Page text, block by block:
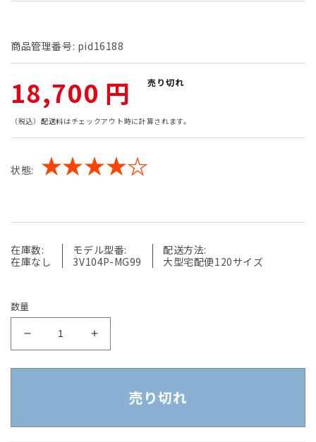
商品管理番号: pid16188
通
常
価
18,700 円 売り切れ
（税込） 配送料はチェックアウト時に計算されます。
状態: ★★★★☆
在庫数:
在庫なし
モデル型番:
3V104P-MG99
配送方法:
大型宅配便120サイズ
数量
ラ
【中
ラ
売り切れ